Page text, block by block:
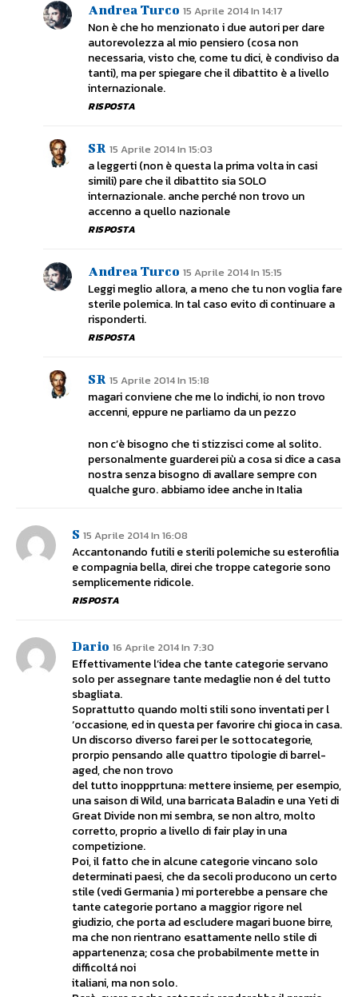
Andrea Turco 15 Aprile 2014 In 14:17
Non è che ho menzionato i due autori per dare
autorevolezza al mio pensiero (cosa non
necessaria, visto che, come tu dici, è condiviso da
tanti), ma per spiegare che il dibattito è a livello
internazionale.
RISPOSTA
SR 15 Aprile 2014 In 15:03
a leggerti (non è questa la prima volta in casi
simili) pare che il dibattito sia SOLO
internazionale. anche perché non trovo un
accenno a quello nazionale
RISPOSTA
Andrea Turco 15 Aprile 2014 In 15:15
Leggi meglio allora, a meno che tu non voglia fare
sterile polemica. In tal caso evito di continuare a
risponderti.
RISPOSTA
SR 15 Aprile 2014 In 15:18
magari conviene che me lo indichi, io non trovo
accenni, eppure ne parliamo da un pezzo
non c’è bisogno che ti stizzisci come al solito.
personalmente guarderei più a cosa si dice a casa
nostra senza bisogno di avallare sempre con
qualche guro. abbiamo idee anche in Italia
S 15 Aprile 2014 In 16:08
Accantonando futili e sterili polemiche su esterofilia
e compagnia bella, direi che troppe categorie sono
semplicemente ridicole.
RISPOSTA
Dario 16 Aprile 2014 In 7:30
Effettivamente l’idea che tante categorie servano
solo per assegnare tante medaglie non é del tutto
sbagliata.
Soprattutto quando molti stili sono inventati per l
‘occasione, ed in questa per favorire chi gioca in casa.
Un discorso diverso farei per le sottocategorie,
prorpio pensando alle quattro tipologie di barrel-
aged, che non trovo
del tutto inoppprtuna: mettere insieme, per esempio,
una saison di Wild, una barricata Baladin e una Yeti di
Great Divide non mi sembra, se non altro, molto
corretto, proprio a livello di fair play in una
competizione.
Poi, il fatto che in alcune categorie vincano solo
determinati paesi, che da secoli producono un certo
stile (vedi Germania ) mi porterebbe a pensare che
tante categorie portano a maggior rigore nel
giudizio, che porta ad escludere magari buone birre,
ma che non rientrano esattamente nello stile di
appartenenza; cosa che probabilmente mette in
difficoltá noi
italiani, ma non solo.